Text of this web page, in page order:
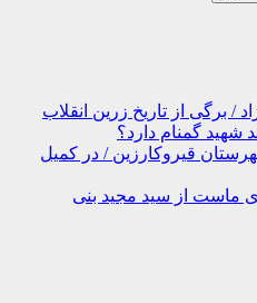
برگی از تاریخ زرین انقلاب
شهید گمنام دارد؟
در شهرستان قیروکارزین / در کمیل
ماست از سید مجید بنی